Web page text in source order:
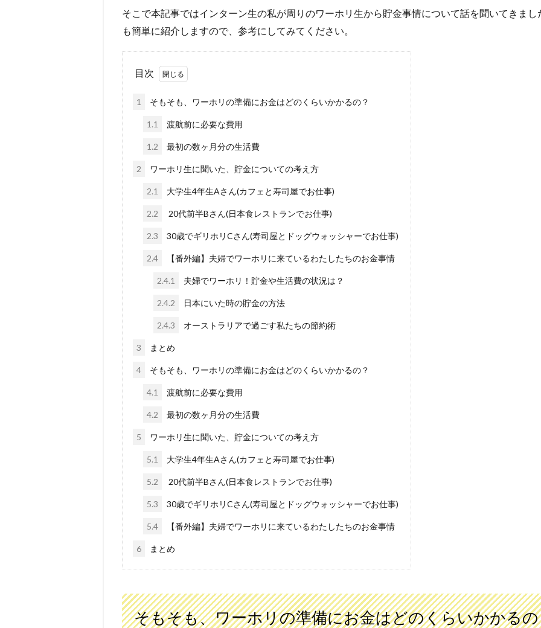
そこで本記事ではインターン生の私が周りのワーホリ生から貯金事情について話を聞いてきま
も簡単に紹介しますので、参考にしてみてください。
目次
1 そもそも、ワーホリの準備にお金はどのくらいかかるの？
1.1 渡航前に必要な費用
1.2 最初の数ヶ月分の生活費
2 ワーホリ生に聞いた、貯金についての考え方
2.1 大学生4年生Aさん(カフェと寿司屋でお仕事)
2.2 20代前半Bさん(日本食レストランでお仕事)
2.3 30歳でギリホリCさん(寿司屋とドッグウォッシャーでお仕事)
2.4 【番外編】夫婦でワーホリに来ているわたしたちのお金事情
2.4.1 夫婦でワーホリ！貯金や生活費の状況は？
2.4.2 日本にいた時の貯金の方法
2.4.3 オーストラリアで過ごす私たちの節約術
3 まとめ
4 そもそも、ワーホリの準備にお金はどのくらいかかるの？
4.1 渡航前に必要な費用
4.2 最初の数ヶ月分の生活費
5 ワーホリ生に聞いた、貯金についての考え方
5.1 大学生4年生Aさん(カフェと寿司屋でお仕事)
5.2 20代前半Bさん(日本食レストランでお仕事)
5.3 30歳でギリホリCさん(寿司屋とドッグウォッシャーでお仕事)
5.4 【番外編】夫婦でワーホリに来ているわたしたちのお金事情
6 まとめ
そもそも、ワーホリの準備にお金はどのくらいかかる